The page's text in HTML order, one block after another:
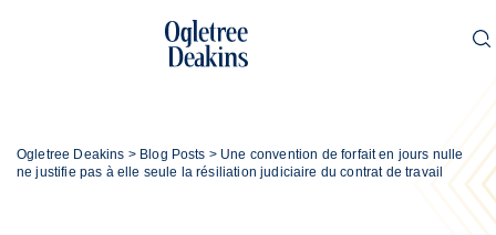
Ogletree Deakins > Blog Posts > Une convention de forfait en jours nulle
ne justifie pas à elle seule la résiliation judiciaire du contrat de travail